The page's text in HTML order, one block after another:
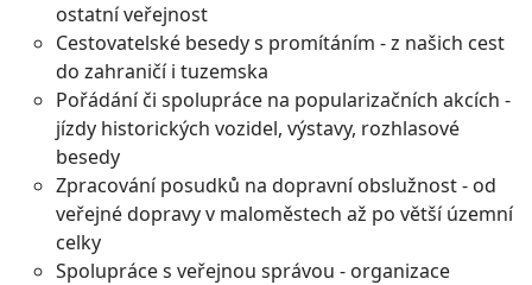
ostatní veřejnost
Cestovatelské besedy s promítáním - z našich cest
do zahraničí i tuzemska
Pořádání či spolupráce na popularizačních akcích -
jízdy historických vozidel, výstavy, rozhlasové
besedy
Zpracování posudků na dopravní obslužnost - od
veřejné dopravy v maloměstech až po větší územní
celky
Spolupráce s veřejnou správou - organizace